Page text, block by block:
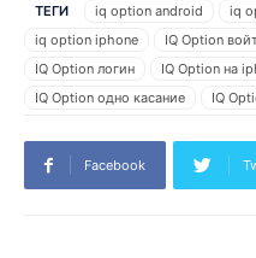
ТЕГИ iq option android iq
iq option iphone
IQ Option
IQ Option логин
IQ Option на
IQ Option одно касание
IQ
Демо-версия IQ Option
Демо-
Как вы используете приложение
Facebook